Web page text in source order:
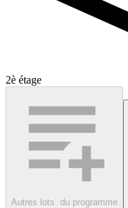
2è étage
Autres lots du programme